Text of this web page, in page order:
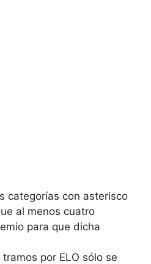
categorías con asterisco
al menos cuatro
para que dicha
por ELO sólo se